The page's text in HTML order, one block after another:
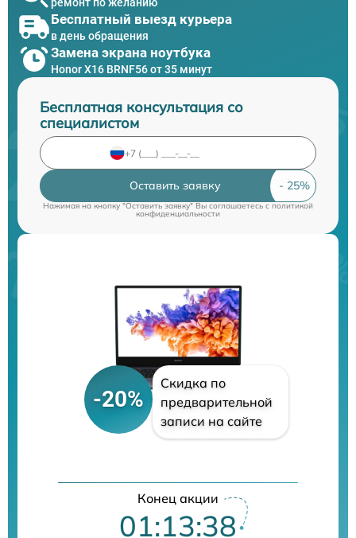
Бесплатный выезд курьера
в день обращения
Замена экрана ноутбука
Honor X16 BRNF56 от 35 минут
Бесплатная консультация со
специалистом
Оставить заявку
Нажимая на кнопку "Оставить заявку" Вы соглашаетесь cполитикой
конфиденциальности
-20%
Скидка по
предварительной
записи на сайте
Конец акции
01:13:37